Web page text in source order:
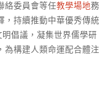
絡委員會等任教學場地務
，持續推動中華優秀傳統
倡議，凝集世界儒學研
為構建人類命運配合體注